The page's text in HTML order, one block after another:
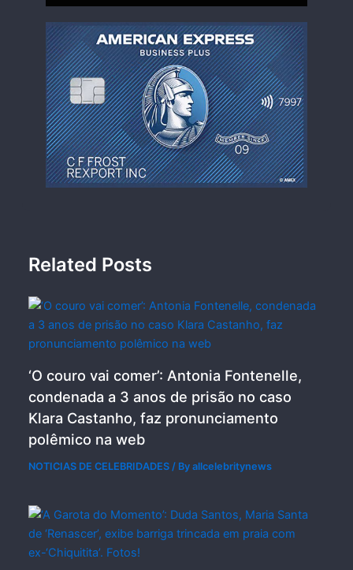
Related Posts
‘O couro vai comer’: Antonia Fontenelle,
condenada a 3 anos de prisão no caso
Klara Castanho, faz pronunciamento
polêmico na web
NOTICIAS DE CELEBRIDADES / Byallcelebritynews